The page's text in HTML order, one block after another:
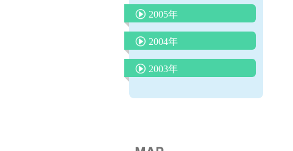
りんご病と妊婦さん
2005年
臍ヘルニアは放っておけない
病気のときのお風呂
赤ちゃんの睡眠リズム
夜遅く食べると太る理由解明
かるか
2004年
耳のそうじ
2003年